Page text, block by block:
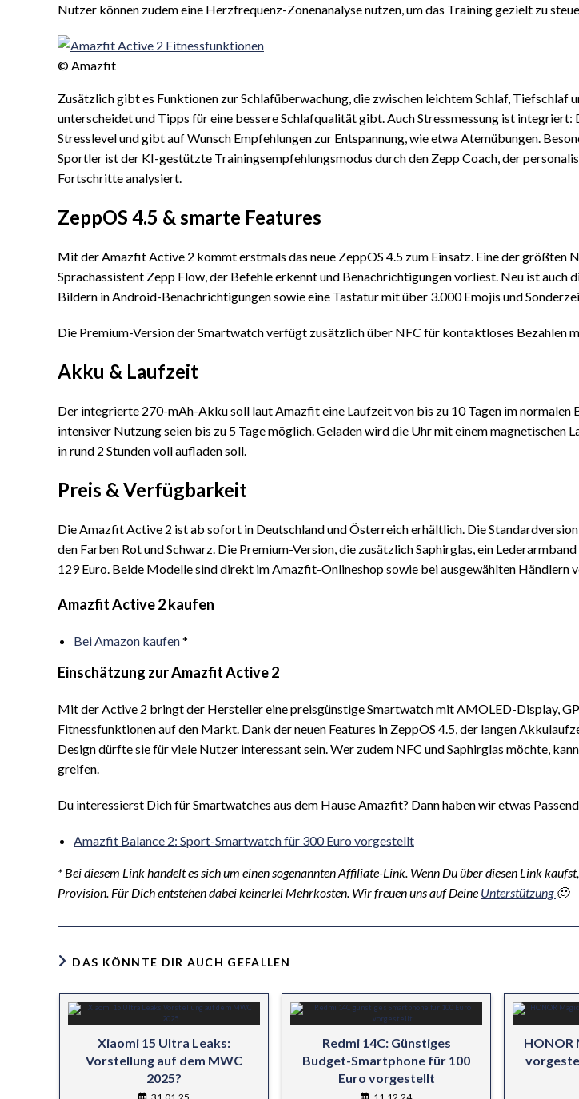
Nutzer können zudem eine Herzfrequenz-Zonenanalyse nutzen, um das Training gezielt zu
© Amazfit
Zusätzlich gibt es Funktionen zur Schlafüberwachung, die zwischen leichtem Schlaf, Tiefschlaf
unterscheidet und Tipps für eine bessere Schlafqualität gibt. Auch Stressmessung ist integriert:
Stresslevel und gibt auf Wunsch Empfehlungen zur Entspannung, wie etwa Atemübungen.
Sportler ist der KI-gestützte Trainingsempfehlungsmodus durch den Zepp Coach, der
Fortschritte analysiert.
ZeppOS 4.5 & smarte Features
Mit der Amazfit Active 2 kommt erstmals das neue ZeppOS 4.5 zum Einsatz. Eine der größten
Sprachassistent Zepp Flow, der Befehle erkennt und Benachrichtigungen vorliest. Neu ist auch
Bildern in Android-Benachrichtigungen sowie eine Tastatur mit über 3.000 Emojis und
Die Premium-Version der Smartwatch verfügt zusätzlich über NFC für kontaktloses Bezahlen
Akku & Laufzeit
Der integrierte 270-mAh-Akku soll laut Amazfit eine Laufzeit von bis zu 10 Tagen im normalen
intensiver Nutzung seien bis zu 5 Tage möglich. Geladen wird die Uhr mit einem magnetischen
in rund 2 Stunden voll aufladen soll.
Preis & Verfügbarkeit
Die Amazfit Active 2 ist ab sofort in Deutschland und Österreich erhältlich. Die
den Farben Rot und Schwarz. Die Premium-Version, die zusätzlich Saphirglas, ein
129 Euro. Beide Modelle sind direkt im Amazfit-Onlineshop sowie bei ausgewählten Händlern
Amazfit Active 2 kaufen
Bei Amazon kaufen*
Einschätzung zur Amazfit Active 2
Mit der Active 2 bringt der Hersteller eine preisgünstige Smartwatch mit AMOLED-Display,
Fitnessfunktionen auf den Markt. Dank der neuen Features in ZeppOS 4.5, der langen
Design dürfte sie für viele Nutzer interessant sein. Wer zudem NFC und Saphirglas möchte,
greifen.
Du interessierst Dich für Smartwatches aus dem Hause Amazfit? Dann haben wir etwas
Amazfit Balance 2: Sport-Smartwatch für 300 Euro vorgestellt
* Bei diesem Link handelt es sich um einen sogenannten Affiliate-Link. Wenn Du über diesen Link
Provision. Für Dich entstehen dabei keinerlei Mehrkosten. Wir freuen uns auf Deine Unterstützung 🙂
DAS KÖNNTE DIR AUCH GEFALLEN
Xiaomi 15 Ultra Leaks:
Vorstellung auf dem MWC
2025?
Redmi 14C: Günstiges
Budget-Smartphone für 100
Euro vorgestellt
HONOR